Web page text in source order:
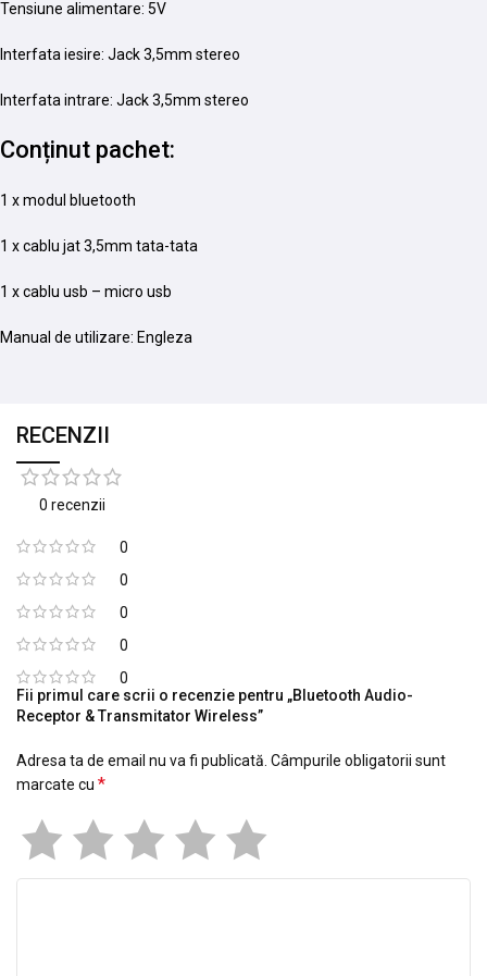
Tensiune alimentare: 5V
Interfata iesire: Jack 3,5mm stereo
Interfata intrare: Jack 3,5mm stereo
Conținut pachet:
1 x modul bluetooth
1 x cablu jat 3,5mm tata-tata
1 x cablu usb – micro usb
Manual de utilizare: Engleza
RECENZII
0 recenzii
0
0
0
0
0
Fii primul care scrii o recenzie pentru „Bluetooth Audio-
Receptor & Transmitator Wireless”
Adresa ta de email nu va fi publicată. Câmpurile obligatorii sunt
marcate cu *